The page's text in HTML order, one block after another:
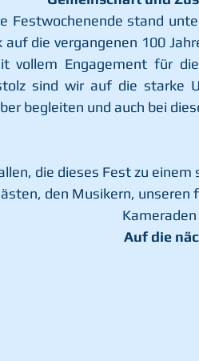
Festwochenende stand
auf die vergangenen 100
vollem Engagement für
sind wir auf die starke
begleiten und auch bei
die dieses Fest zu
den Musikern,
Auf die